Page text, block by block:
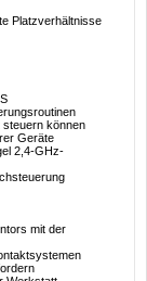
Platzverhältnisse
steuern können
Geräte
2,4-GHz-
mit der